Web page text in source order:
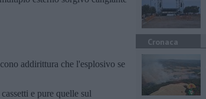
addirittura che l'esplosivo se
e pure quelle sul
Cronaca